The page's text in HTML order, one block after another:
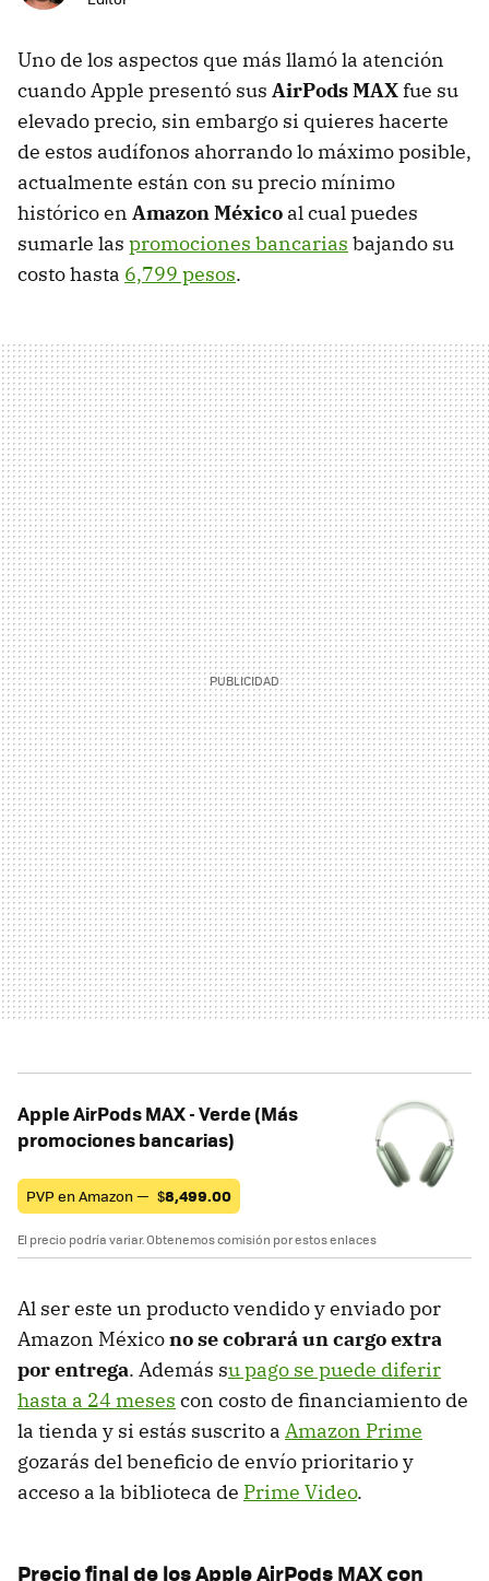
Uno de los aspectos que más llamó la atención
cuando Apple presentó sus AirPods MAXfue su
elevado precio, sin embargo si quieres hacerte
de estos audífonos ahorrando lo máximo posible,
actualmente están con su precio mínimo
histórico en Amazon México al cual puedes
sumarle las promociones bancarias bajando su
costo hasta 6,799 pesos.
Apple AirPods MAX - Verde (Más
promociones bancarias)
PVP en Amazon — $8,499.00
El precio podría variar. Obtenemos comisión por estos enlaces
Al ser este un producto vendido y enviado por
Amazon Méxicono se cobrará un cargo extra
por entrega. Además su pago se puede diferir
hasta a 24 meses con costo de financiamiento de
la tienda y si estás suscrito a Amazon Prime
gozarás del beneficio de envío prioritario y
acceso a la biblioteca de Prime Video.
Precio final de los Apple AirPods MAX con